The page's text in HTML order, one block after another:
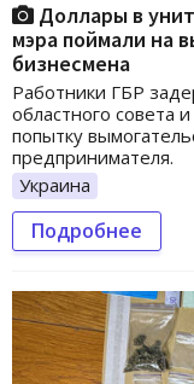
Доллары в
мэра поймали на
бизнесмена
Работники ГБР
областного совета
попытку
предпринимателя.
Украина
Подробнее